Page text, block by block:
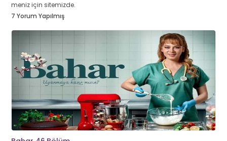
meniz için sitemizde.
7 Yorum Yapılmış